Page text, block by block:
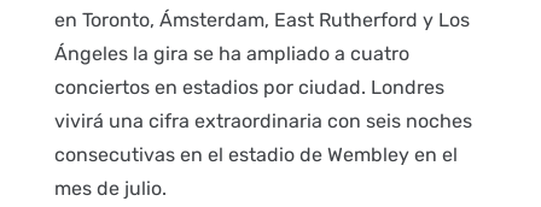
en Toronto, Ámsterdam, East Rutherford y Los
Ángeles la gira se ha ampliado a cuatro
conciertos en estadios por ciudad. Londres
vivirá una cifra extraordinaria con seis noches
consecutivas en el estadio de Wembley en el
mes de julio.